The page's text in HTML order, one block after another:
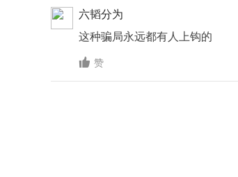
六韬分为
这种骗局永远都有人上钩的
 赞